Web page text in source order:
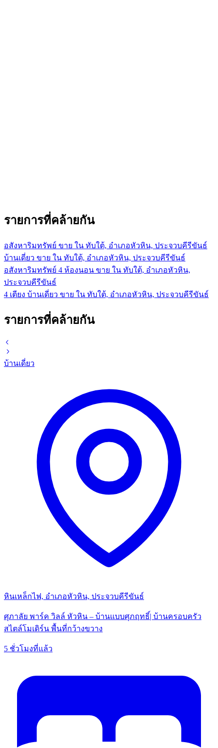
รายการที่คล้ายกัน
อสังหาริมทรัพย์ ขาย ใน ทับใต้, อำเภอหัวหิน, ประจวบคีรีขันธ์
บ้านเดี่ยว ขาย ใน ทับใต้, อำเภอหัวหิน, ประจวบคีรีขันธ์
อสังหาริมทรัพย์ 4 ห้องนอน ขาย ใน ทับใต้, อำเภอหัวหิน,
ประจวบคีรีขันธ์
4 เตียง บ้านเดี่ยว ขาย ใน ทับใต้, อำเภอหัวหิน, ประจวบคีรีขันธ์
รายการที่คล้ายกัน
บ้านเดี่ยว
หินเหล็กไฟ, อำเภอหัวหิน, ประจวบคีรีขันธ์
ศุภาลัย พาร์ค วิลล์ หัวหิน – บ้านแบบศุภฤทธิ์| บ้านครอบครัว
สไตล์โมเดิร์น พื้นที่กว้างขวาง
5 ชั่วโมงที่แล้ว